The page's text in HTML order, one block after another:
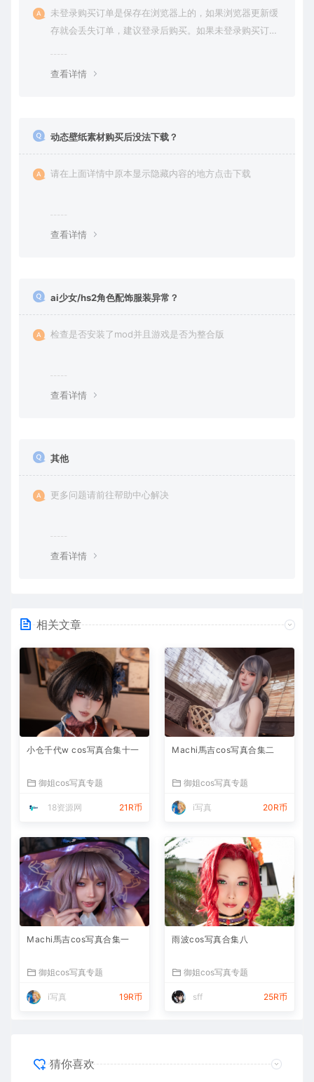
未登录购买订单是保存在浏览器上的，如果浏览器更新缓
存就会丢失订单，建议登录后购买。如果未登录购买订单
查看详情
动态壁纸素材购买后没法下载？
请在上面详情中原本显示隐藏内容的地方点击下载
查看详情
ai少女/hs2角色配饰服装异常？
检查是否安装了mod并且游戏是否为整合版
查看详情
其他
更多问题请前往帮助中心解决
查看详情
相关文章
小仓千代w cos写真合集十一
御姐cos写真专题
18资源网 21R币
Machi馬吉cos写真合集二
御姐cos写真专题
i写真 20R币
Machi馬吉cos写真合集一
御姐cos写真专题
i写真 19R币
雨波cos写真合集八
御姐cos写真专题
sff 25R币
猜你喜欢